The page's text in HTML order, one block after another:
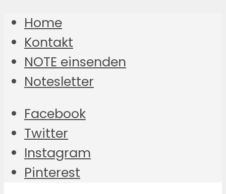
Home
Kontakt
NOTE einsenden
Notesletter
Facebook
Twitter
Instagram
Pinterest